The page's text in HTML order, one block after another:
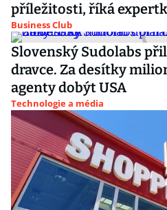
příležitosti, říká
Business Club
Slovenský Sudolabs
dravce. Za desítky
agenty dobýt USA
Technologie a média